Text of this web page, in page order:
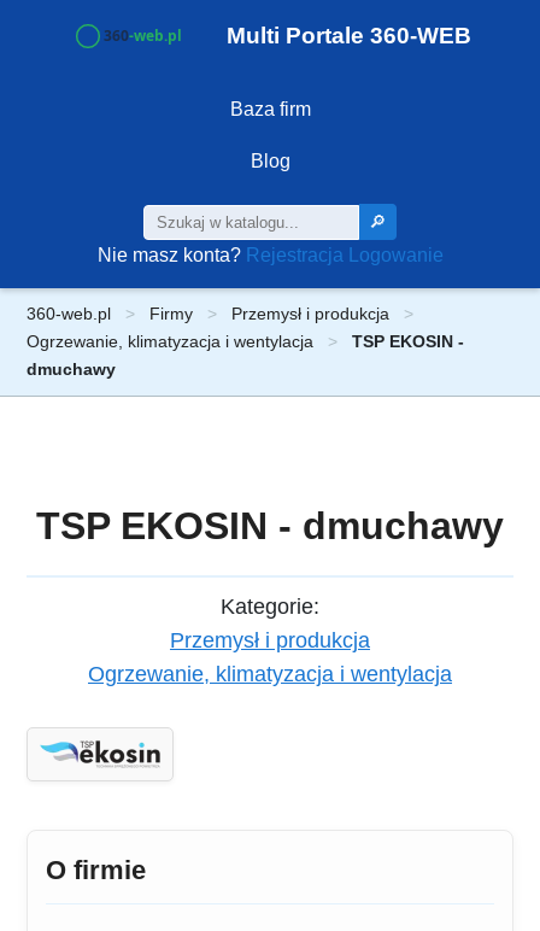
Multi Portale 360-WEB
Baza firm
Blog
🔎
Nie masz konta? Rejestracja Logowanie
360-web.pl Firmy
Przemysł i produkcja
Ogrzewanie, klimatyzacja i wentylacja
TSP EKOSIN -
dmuchawy
TSP EKOSIN - dmuchawy
Kategorie:
Przemysł i produkcja
Ogrzewanie, klimatyzacja i wentylacja
O firmie